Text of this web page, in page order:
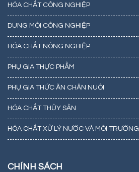
HÓA CHẤT CÔNG NGHIỆP
DUNG MÔI CÔNG NGHIỆP
HÓA CHẤT NÔNG NGHIỆP
PHỤ GIA THỰC PHẨM
PHỤ GIA THỨC ĂN CHĂN NUÔI
HÓA CHẤT THỦY SẢN
HÓA CHẤT XỬ LÝ NƯỚC VÀ MÔI TRƯỜNG
CHÍNH SÁCH